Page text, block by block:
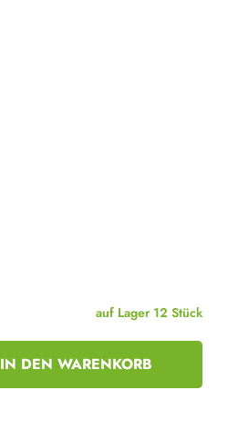
auf Lager 12 Stück
IN DEN WARENKORB